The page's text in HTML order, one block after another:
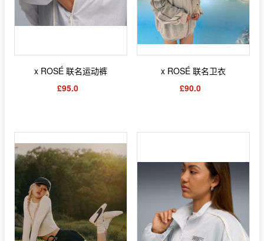
x ROSÉ 联名运动裤
£95.0
x ROSÉ 联名卫衣
£90.0